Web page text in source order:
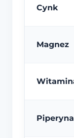
Cynk
Magnez
Piperyna